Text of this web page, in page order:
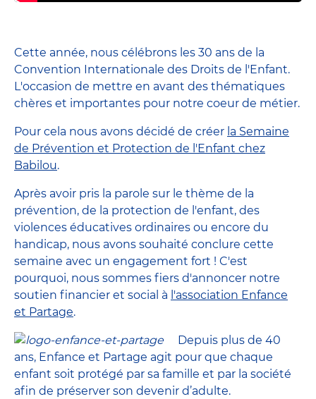
Cette année, nous célébrons les 30 ans de la
Convention Internationale des Droits de l'Enfant.
L'occasion de mettre en avant des thématiques
chères et importantes pour notre coeur de métier.
Pour cela nous avons décidé de créer la Semaine
de Prévention et Protection de l'Enfant chez
Babilou.
Après avoir pris la parole sur le thème de la
prévention, de la protection de l'enfant, des
violences éducatives ordinaires ou encore du
handicap, nous avons souhaité conclure cette
semaine avec un engagement fort ! C'est
pourquoi, nous sommes fiers d'annoncer notre
soutien financier et social à l'association Enfance
et Partage.
Depuis plus de 40
ans, Enfance et Partage agit pour que chaque
enfant soit protégé par sa famille et par la société
afin de préserver son devenir d’adulte.